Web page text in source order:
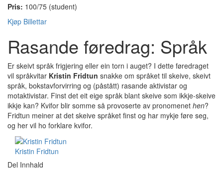
Pris: 100/75 (student)
Kjøp Billettar
Rasande føredrag: Språk
Er skeivt språk frigjering eller ein torn i auget? I dette føredraget
vil språkvitar Kristin Fridtun snakke om språket til skeive, skeivt
språk, bokstavforvirring og (påstått) rasande aktivistar og
motaktivistar. Finst det eit eige språk blant skeive som ikkje-skeive
ikkje kan? Kvifor blir somme så provoserte av pronomenet hen?
Fridtun meiner at det skeive språket finst og har mykje føre seg,
og her vil ho forklare kvifor.
Kristin Fridtun
Del Innhald